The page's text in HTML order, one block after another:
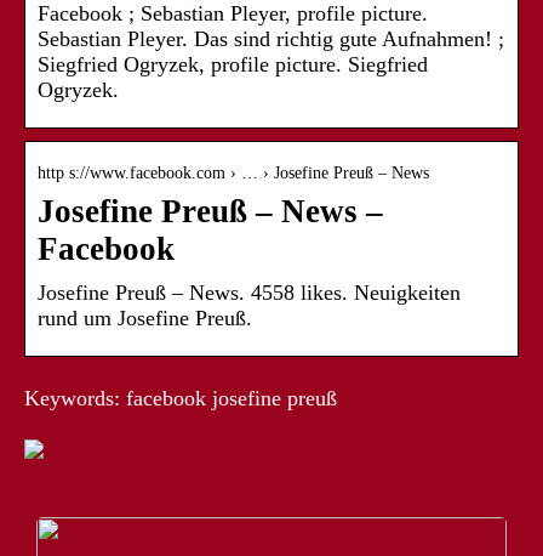
Facebook ; Sebastian Pleyer, profile picture.
Sebastian Pleyer. Das sind richtig gute Aufnahmen! ;
Siegfried Ogryzek, profile picture. Siegfried
Ogryzek.
http s://www.facebook.com › … › Josefine Preuß – News
Josefine Preuß – News –
Facebook
Josefine Preuß – News. 4558 likes. Neuigkeiten
rund um Josefine Preuß.
Keywords: facebook josefine preuß